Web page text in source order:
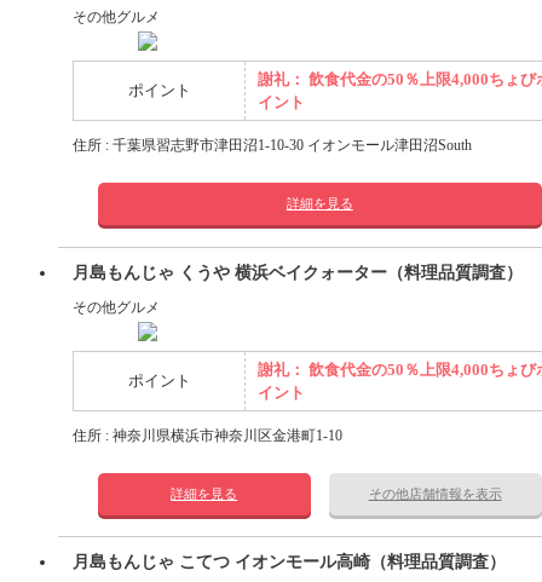
その他グルメ
ポイント
謝礼： 飲食代金の50％上限4,000ちょび
イント
住所 : 千葉県習志野市津田沼1-10-30 イオンモール津田沼South
詳細を見る
月島もんじゃ くうや 横浜ベイクォーター（料理品質調査）
その他グルメ
ポイント
謝礼： 飲食代金の50％上限4,000ちょび
イント
住所 : 神奈川県横浜市神奈川区金港町1-10
詳細を見る その他店舗情報を表示
月島もんじゃ こてつ イオンモール高崎（料理品質調査）